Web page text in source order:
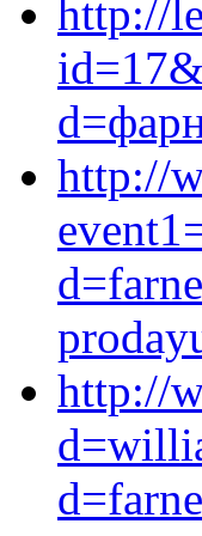
http://
http://
http://